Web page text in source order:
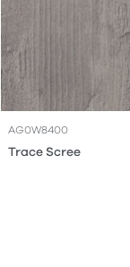
AG0W8400
Trace Scree